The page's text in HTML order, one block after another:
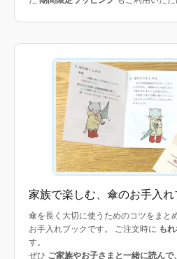
家族で楽しむ、傘のお手入れ
傘を長く大切に使うためのコツをまと
お手入れブックです。 ご注文時に も
す。
ぜひ ご家族やお子さまと一緒に読ん